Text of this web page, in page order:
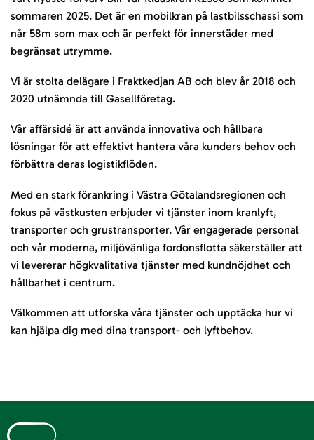
sommaren 2025. Det är en mobilkran på lastbilsschassi som
når 58m som max och är perfekt för innerstäder med
begränsat utrymme.
Vi är stolta delägare i Fraktkedjan AB och blev år 2018 och
2020 utnämnda till Gasellföretag.
Vår affärsidé är att använda innovativa och hållbara
lösningar för att effektivt hantera våra kunders behov och
förbättra deras logistikflöden.
Med en stark förankring i Västra Götalandsregionen och
fokus på västkusten erbjuder vi tjänster inom kranlyft,
transporter och grustransporter. Vår engagerade personal
och vår moderna, miljövänliga fordonsflotta säkerställer att
vi levererar högkvalitativa tjänster med kundnöjdhet och
hållbarhet i centrum.
Välkommen att utforska våra tjänster och upptäcka hur vi
kan hjälpa dig med dina transport- och lyftbehov.